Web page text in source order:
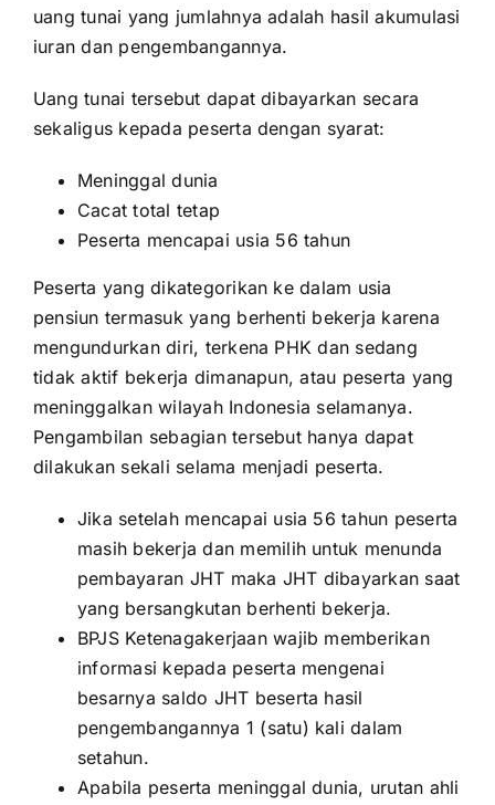
uang tunai yang jumlahnya adalah hasil akumulasi
iuran dan pengembangannya.
Uang tunai tersebut dapat dibayarkan secara
sekaligus kepada peserta dengan syarat:
Meninggal dunia
Cacat total tetap
Peserta mencapai usia 56 tahun
Peserta yang dikategorikan ke dalam usia
pensiun termasuk yang berhenti bekerja karena
mengundurkan diri, terkena PHK dan sedang
tidak aktif bekerja dimanapun, atau peserta yang
meninggalkan wilayah Indonesia selamanya.
Pengambilan sebagian tersebut hanya dapat
dilakukan sekali selama menjadi peserta.
Jika setelah mencapai usia 56 tahun peserta
masih bekerja dan memilih untuk menunda
pembayaran JHT maka JHT dibayarkan saat
yang bersangkutan berhenti bekerja.
BPJS Ketenagakerjaan wajib memberikan
informasi kepada peserta mengenai
besarnya saldo JHT beserta hasil
pengembangannya 1 (satu) kali dalam
setahun.
Apabila peserta meninggal dunia, urutan ahli